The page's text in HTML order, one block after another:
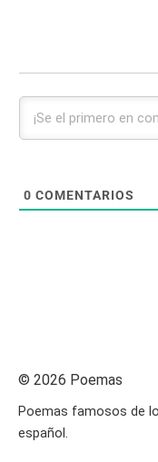
0 COMENTARIOS
© 2026 Poemas
Poemas famosos de
español.